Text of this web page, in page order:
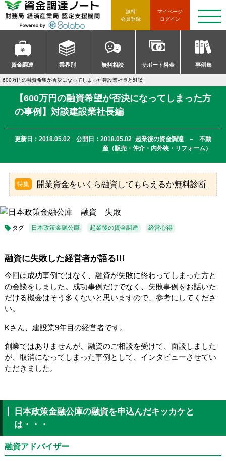
マイページ
ログイン
無料
会員登録
資金調達 業界別 無料相談 サポート料金 事例集
t
o
g
l
e
n
a
i
a
n
600万円の融資希望が否決になってしまった建設業社長と対談
【600万円の融資希望が否決になってしまった方
の事例】対談建設業社長編
更新日：2018.05.02 公開日：2018.05.02 起業後の資金調達 – 不動
産（販売・仲介・内外装・リフォーム）
開業資金をいくら融資してもらえるか無料診断
タグ 日本政策金融公庫 起業後の資金調達 経営心得
融資に失敗した経営者が語る!!!
今回は成功事例ではなく、融資が失敗に終わってしまった方と
の会談をしました。成功事例だけでなく、失敗事例をお話いた
だける機会はそう多くないと思いますので、参考にしてくださ
い。
Kさん、建設業9年目の経営者です。
創業ではありませんが、融資のご相談を受けて、面談しました
が、取消になってしまった事例として、インタビューさせてい
ただきました。
日本政策金融公庫の融資を申込んだキッカケと
は・・・
融資アドバイザー